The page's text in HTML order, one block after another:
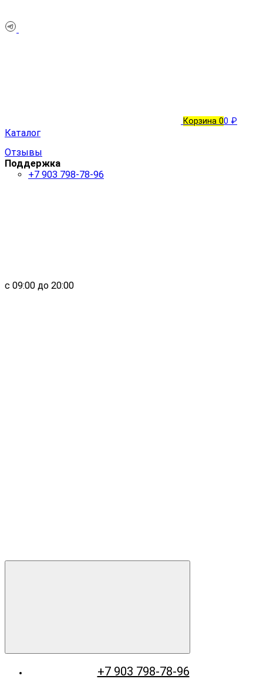
Корзина 00 ₽
Каталог
Отзывы
Поддержка
+7 903 798-78-96
с 09:00 до 20:00
+7 903 798-78-96